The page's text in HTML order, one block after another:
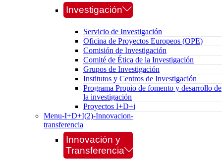
Investigación
Servicio de Investigación
Oficina de Proyectos Europeos (OPE)
Comisión de Investigación
Comité de Ética de la Investigación
Grupos de Investigación
Institutos y Centros de Investigación
Programa Propio de fomento y desarrollo de
la investigación
Proyectos I+D+i
Menu-I+D+I(2)-Innovacion-
transferencia
Innovación y
Transferencia